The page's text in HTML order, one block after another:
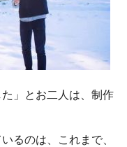
」とお二人は、制作
るのは、これまで、